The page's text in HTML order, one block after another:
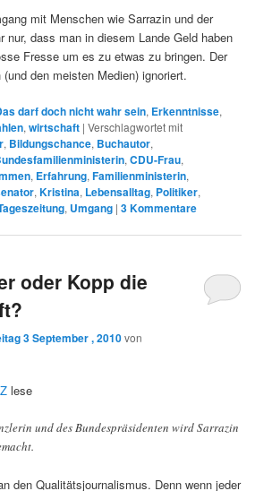
mit Menschen wie Sarrazin und der
nur, dass man in diesem Lande Geld haben
Fresse um es zu etwas zu bringen. Der
den meisten Medien) ignoriert.
darf doch nicht wahr sein, Erkenntnisse,
,wirtschaft |Verschlagwortet mit
, Bildungschance, Buchautor,
,CDU-Frau,
, Erfahrung,Familienministerin,
,Kristina, Lebensalltag, Politiker,
, Umgang |3Kommentare
oder Kopp die
3 September , 2010von
lese
und des Bundespräsidenten wird Sarrazin
den Qualitätsjournalismus. Denn wenn jeder